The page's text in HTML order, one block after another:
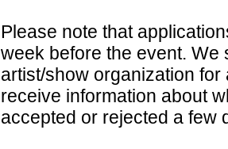
Please note that
week before the event.
artist/show organization
receive information about
accepted or rejected a few